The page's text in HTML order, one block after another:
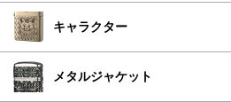
キャラクター
メタルジャケット